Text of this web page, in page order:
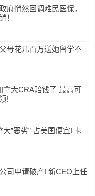
府悄然回调难民医保，
！
母花几百万送她留学不
拿大CRA赔钱了 最高可
!
”恶劣” 占美国便宜! 卡
司申请破产! 新CEO上任